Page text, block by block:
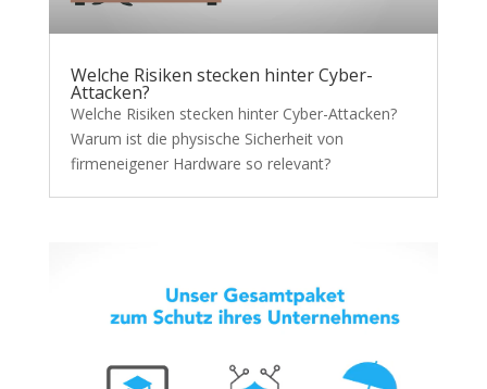
Welche Risiken stecken hinter Cyber-
Attacken?
Welche Risiken stecken hinter Cyber-Attacken?
Warum ist die physische Sicherheit von
firmeneigener Hardware so relevant?